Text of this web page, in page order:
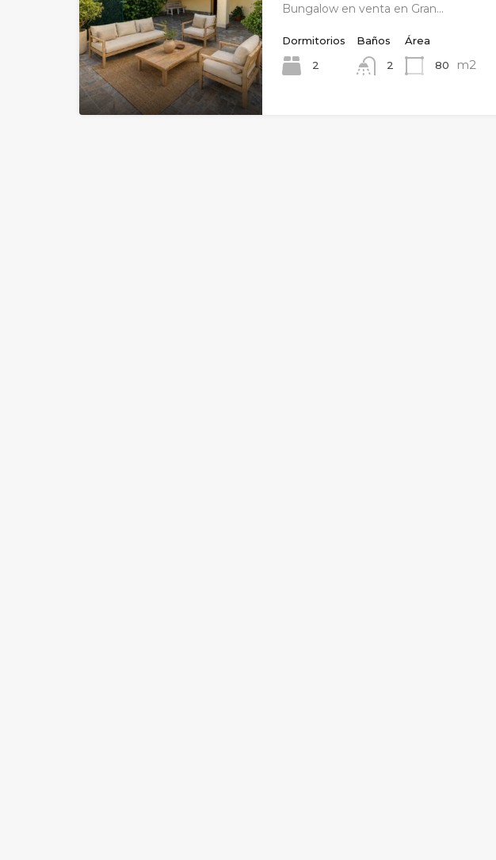
Bungalow en venta en Gran…
Dormitorios
2
Baños
2
Área
80
m2